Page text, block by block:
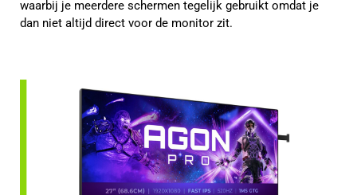
waarbij je meerdere schermen tegelijk gebruikt omdat je
dan niet altijd direct voor de monitor zit.